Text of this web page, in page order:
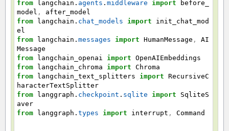
from langchain. agents . middleware import before_
model ,
after_model
from langchain. chat_models import init_chat_mod
el
from langchain. messages import HumanMessage ,
AI
Message
from langchain_openai import OpenAIEmbeddings
from langchain_chroma import Chroma
from langchain_text_splitters import RecursiveC
haracterTextSplitter
from langgraph. checkpoint . sqlite import SqliteS
aver
from langgraph. types import interrupt , Command